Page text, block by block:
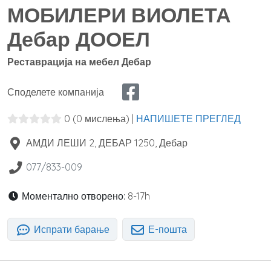
МОБИЛЕРИ ВИОЛЕТА
Дебар ДООЕЛ
Реставрација на мебел Дебар
Споделете компанија
0 (0 мислења) | НАПИШЕТЕ ПРЕГЛЕД
АМДИ ЛЕШИ 2, ДЕБАР 1250 Дебар
077/833-009
Моментално отворено: 8-17h
Испрати барање Е-пошта